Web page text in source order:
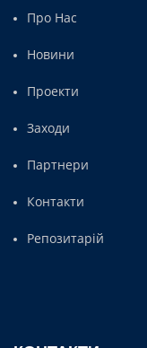
Про Нас
Новини
Проекти
Заходи
Партнери
Контакти
Репозитарій